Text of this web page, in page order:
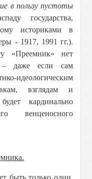
в пользу пустоты
государства,
историками в
- 1917, 1991 гг.).
«Преемник» нет
– даже если сам
идеологическим
взглядам и
кардинально
венценосного
быть только один.